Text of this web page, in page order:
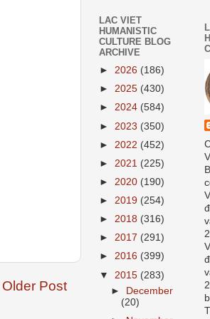
Older Post
LAC VIET
HUMANISTIC
CULTURE BLOG
ARCHIVE
► 2026 (186)
► 2025 (430)
► 2024 (584)
► 2023 (350)
► 2022 (452)
► 2021 (225)
► 2020 (190)
► 2019 (254)
► 2018 (316)
► 2017 (291)
► 2016 (399)
▼ 2015 (283)
►
December
(20)